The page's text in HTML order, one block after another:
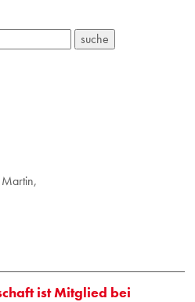
ist Mitglied bei